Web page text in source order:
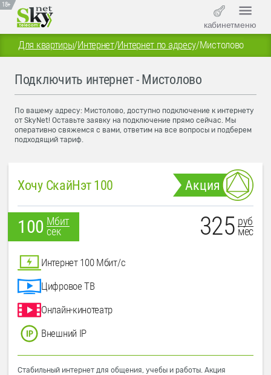
18+
кабинетменю
Для квартиры/Интернет/Интернет по адресу/Мистолово
Подключить интернет - Мистолово
По вашему адресу: Мистолово, доступно подключение к интернету
от SkyNet! Оставьте заявку на подключение прямо сейчас. Мы
оперативно свяжемся с вами, ответим на все вопросы и подберем
подходящий тариф.
Хочу СкайНэт 100 Акция
100 Мбит
сек
325 руб
мес
Интернет 100 Мбит/с
Цифровое ТВ
Онлайн-кинотеатр
Внешний IP
Стабильный интернет для общения, учебы и работы. Акция